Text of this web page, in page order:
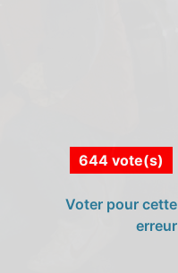
644 vote(s)
Voter pour cette
erreur